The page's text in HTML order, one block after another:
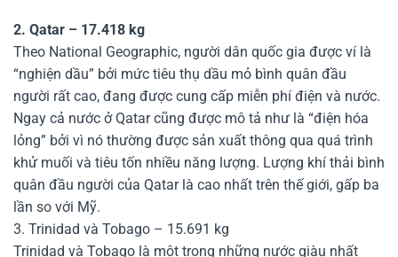
2. Qatar – 17.418 kg
Theo National Geographic, người dân quốc gia được ví là
“nghiện dầu” bởi mức tiêu thụ dầu mỏ bình quân đầu
người rất cao, đang được cung cấp miễn phí điện và nước.
Ngay cả nước ở Qatar cũng được mô tả như là “điện hóa
lỏng” bởi vì nó thường được sản xuất thông qua quá trình
khử muối và tiêu tốn nhiều năng lượng. Lượng khí thải bình
quân đầu người của Qatar là cao nhất trên thế giới, gấp ba
lần so với Mỹ.
3. Trinidad và Tobago – 15.691 kg
Trinidad và Tobago là một trong những nước giàu nhất